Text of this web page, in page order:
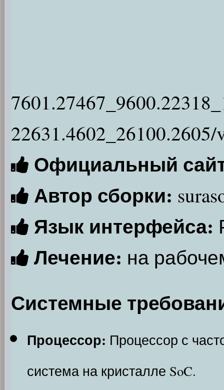
22631.4602_26100.2605/
Официальный
Автор сборки:
Язык интерфейса:
Лечение: на
Системные
Процессор: Процессор с
система на кристалле SoC.